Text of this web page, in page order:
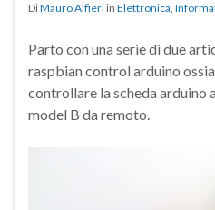
DiMauro Alfieri in Elettronica,
Parto con una serie di due
raspbian control arduino
controllare la scheda arduino
model B da remoto.